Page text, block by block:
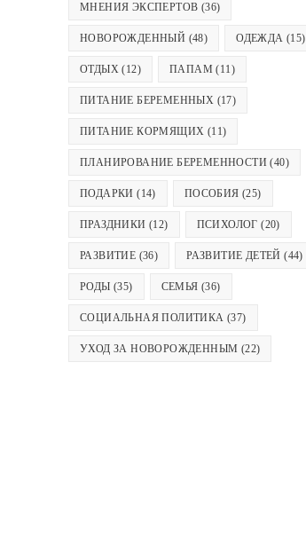
МНЕНИЯ ЭКСПЕРТОВ (36)
НОВОРОЖДЕННЫЙ (48) ОДЕЖДА (15)
ОТДЫХ(12) ПАПАМ (11)
ПИТАНИЕ БЕРЕМЕННЫХ (17)
ПИТАНИЕ КОРМЯЩИХ (11)
ПЛАНИРОВАНИЕ БЕРЕМЕННОСТИ (40)
ПОДАРКИ (14) ПОСОБИЯ (25)
ПРАЗДНИКИ (12) ПСИХОЛОГ (20)
РАЗВИТИЕ (36) РАЗВИТИЕ ДЕТЕЙ (44)
РОДЫ (35) СЕМЬЯ (36)
СОЦИАЛЬНАЯ ПОЛИТИКА (37)
УХОД ЗА НОВОРОЖДЕННЫМ (22)